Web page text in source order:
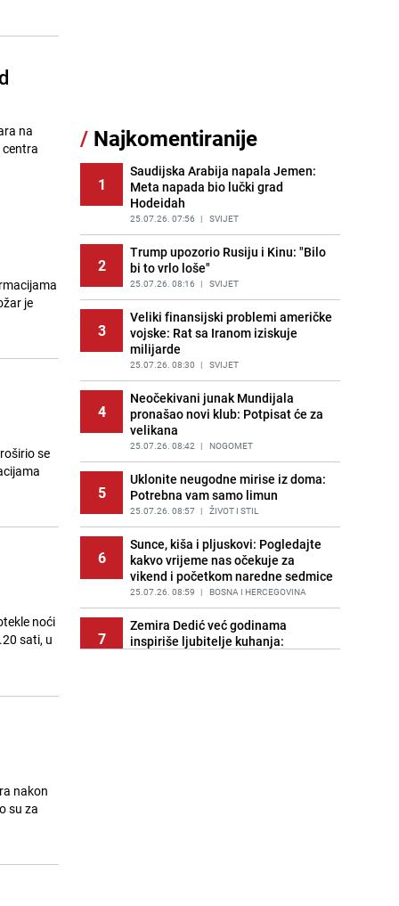
na
je
se
noći
sati, u
nakon
su za
11
Cijela regija čeka njegovu
progonozu: Poznati meteorolog
najavljuje veću promjenu vremena
PRIJE OKO 16H | REGIJA
12
Tajna savršenog makedonskog
ajvara: Stari recept za kremast i
bogat okus
PRIJE 2 DANA | RECEPTI
13
Borba trajala satima: Pogledajte
'grdosiju' od skoro tri metra koju su
braća izvukla iz mora
PRIJE 2 DANA
14
Potresna poruka imama nakon
smrti Aldine Ljubunčić: "Dunjaluk
ne vrijedi ni koliko krilo komarca"
PRIJE OKO 9H
15
Gosti iz Njemačke napravili požar u
apartmanu u Istri, vlasniku se
smijali i pokazivali srednji prst
PRIJE 1 DAN | REGIJA
/ Najkomentiranije
1
Saudijska Arabija napala Jemen:
Meta napada bio lučki grad
Hodeidah
25.07.26. 07:56 | SVIJET
2
Trump upozorio Rusiju i Kinu: "Bilo
bi to vrlo loše"
25.07.26. 08:16 | SVIJET
3
Veliki finansijski problemi američke
vojske: Rat sa Iranom iziskuje
milijarde
25.07.26. 08:30 | SVIJET
4
Neočekivani junak Mundijala
pronašao novi klub: Potpisat će za
velikana
25.07.26. 08:42 | NOGOMET
5
Uklonite neugodne mirise iz doma:
Potrebna vam samo limun
25.07.26. 08:57 | ŽIVOT I STIL
6
Sunce, kiša i pljuskovi: Pogledajte
kakvo vrijeme nas očekuje za
vikend i početkom naredne sedmice
25.07.26. 08:59 | BOSNA I HERCEGOVINA
7
Zemira Dedić već godinama
inspiriše ljubitelje kuhanja: